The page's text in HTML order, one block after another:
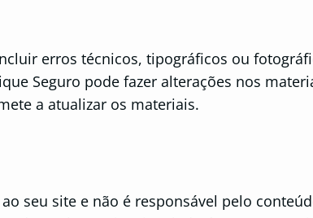
erros técnicos, tipográficos ou
Seguro pode fazer alterações nos
a atualizar os materiais.
seu site e não é responsável pelo